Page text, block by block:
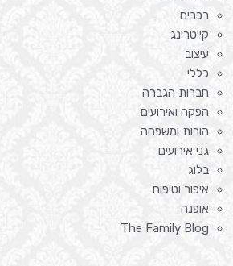
רכבים
קייטרינג
עיצוב
כללי
חברות הגברה
הפקה ואירועים
הורות ומשפחה
גני אירועים
בלוג
איפור וטיפוח
אופנה
The Family Blog